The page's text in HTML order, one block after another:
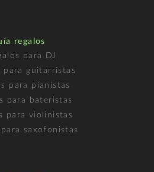
regalos
para DJ
para guitarristas
para pianistas
para bateristas
para violinistas
para saxofonistas